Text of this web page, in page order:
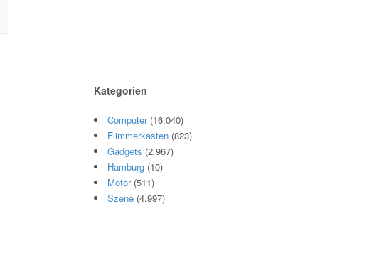
Kategorien
Computer(16.040)
Flimmerkasten (823)
Gadgets (2.967)
Hamburg (10)
Motor(511)
Szene (4.997)